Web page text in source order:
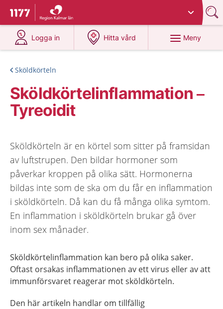
Till startsidan för 1177
Du har valt region
Logga in
på 1177.se
Hitta vård
på 1177.se
Meny
Sköldkörteln
Sköldkörtelinflammation –
Tyreoidit
Sköldkörteln är en körtel som sitter på framsidan
av luftstrupen. Den bildar hormoner som
påverkar kroppen på olika sätt. Hormonerna
bildas inte som de ska om du får en inflammation
i sköldkörteln. Då kan du få många olika symtom.
En inflammation i sköldkörteln brukar gå över
inom sex månader.
Sköldkörtelinflammation kan bero på olika saker.
Oftast orsakas inflammationen av ett virus eller av att
immunförsvaret reagerar mot sköldkörteln.
Den här artikeln handlar om tillfällig